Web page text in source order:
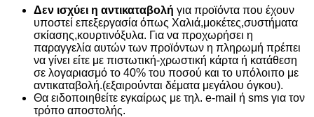
Δεν ισχύει η αντικαταβολή για προϊόντα που έχουν
υποστεί επεξεργασία όπως Χαλιά,μοκέτες,συστήματα
σκίασης,κουρτινόξυλα. Για να προχωρήσει η
παραγγελία αυτών των προϊόντων η πληρωμή πρέπει
να γίνει είτε με πιστωτική-χρωστική κάρτα ή κατάθεση
σε λογαριασμό το 40% του ποσού και το υπόλοιπο με
αντικαταβολή.(εξαιρούνται δέματα μεγάλου όγκου).
Θα ειδοποιηθείτε εγκαίρως με τηλ. e-mail ή sms για τον
τρόπο αποστολής.